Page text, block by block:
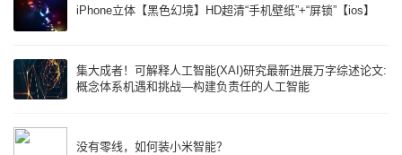
iPhone立体【黑色幻境】HD超清“手机壁纸”+“屏锁”【ios】
集大成者！可解释人工智能(XAI)研究最新进展万字综述论文:
概念体系机遇和挑战—构建负责任的人工智能
没有零线，如何装小米智能？